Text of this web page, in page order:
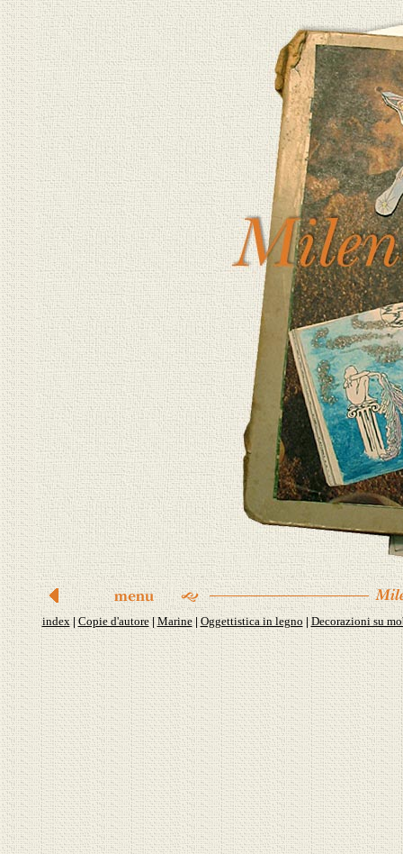
index |Copie d'autore |Marine |Oggettistica in legno |Decorazioni su